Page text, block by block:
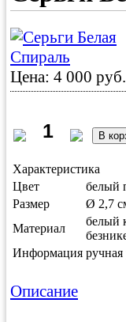
Цена: 4 000 руб.
Характеристика
Цвет
белый
Размер
Ø 2,7
Материал
белый
Информация ручная
Описание